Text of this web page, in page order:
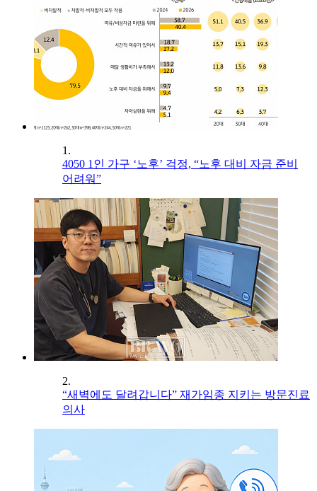
1.
4050 1인 가구 ‘노후’ 걱정, “노후 대비 자금 준비
어려워”
2.
“새벽에도 달려갑니다” 재가임종 지키는 방문진료
의사